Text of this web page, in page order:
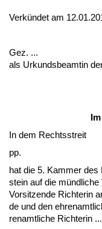
Verkündet am
Gez. ...
als Ur­kunds­be­am­tin
In dem Rechts­streit
pp.
hat die 5. Kam­mer
stein auf die
Vor­sit­zen­de Rich­te­rin
de und den
ren­amt­li­che Rich­te­rin